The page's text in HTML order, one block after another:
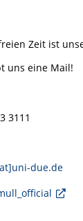
Zeit ist
uns eine Mail!
3111
due.de